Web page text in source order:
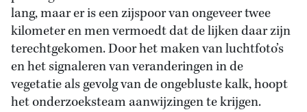
lang, maar er is een zijspoor van ongeveer twee
kilometer en men vermoedt dat de lijken daar zijn
terechtgekomen. Door het maken van luchtfoto’s
en het signaleren van veranderingen in de
vegetatie als gevolg van de ongebluste kalk, hoopt
het onderzoeksteam aanwijzingen te krijgen.